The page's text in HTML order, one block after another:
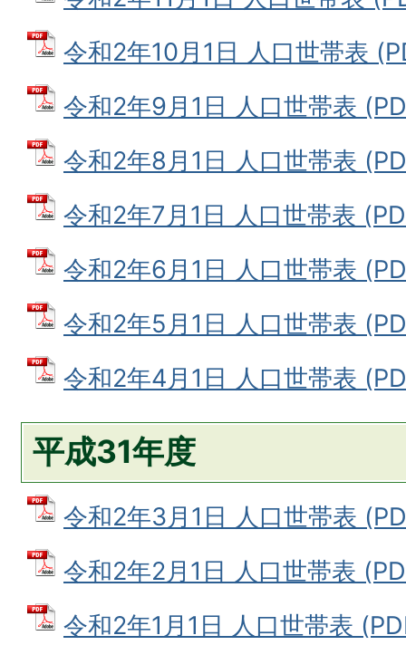
令和2年10月1日 人口世帯表
令和2年9月1日 人口世帯表
令和2年8月1日 人口世帯表
令和2年7月1日 人口世帯表
令和2年6月1日 人口世帯表
令和2年5月1日 人口世帯表
令和2年4月1日 人口世帯表
平成31年度
令和2年3月1日 人口世帯表
令和2年2月1日 人口世帯表
令和2年1月1日 人口世帯表